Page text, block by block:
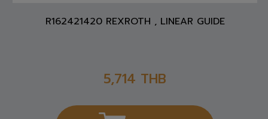
R162421420 REXROTH , LINEAR GUIDE
5,714 THB